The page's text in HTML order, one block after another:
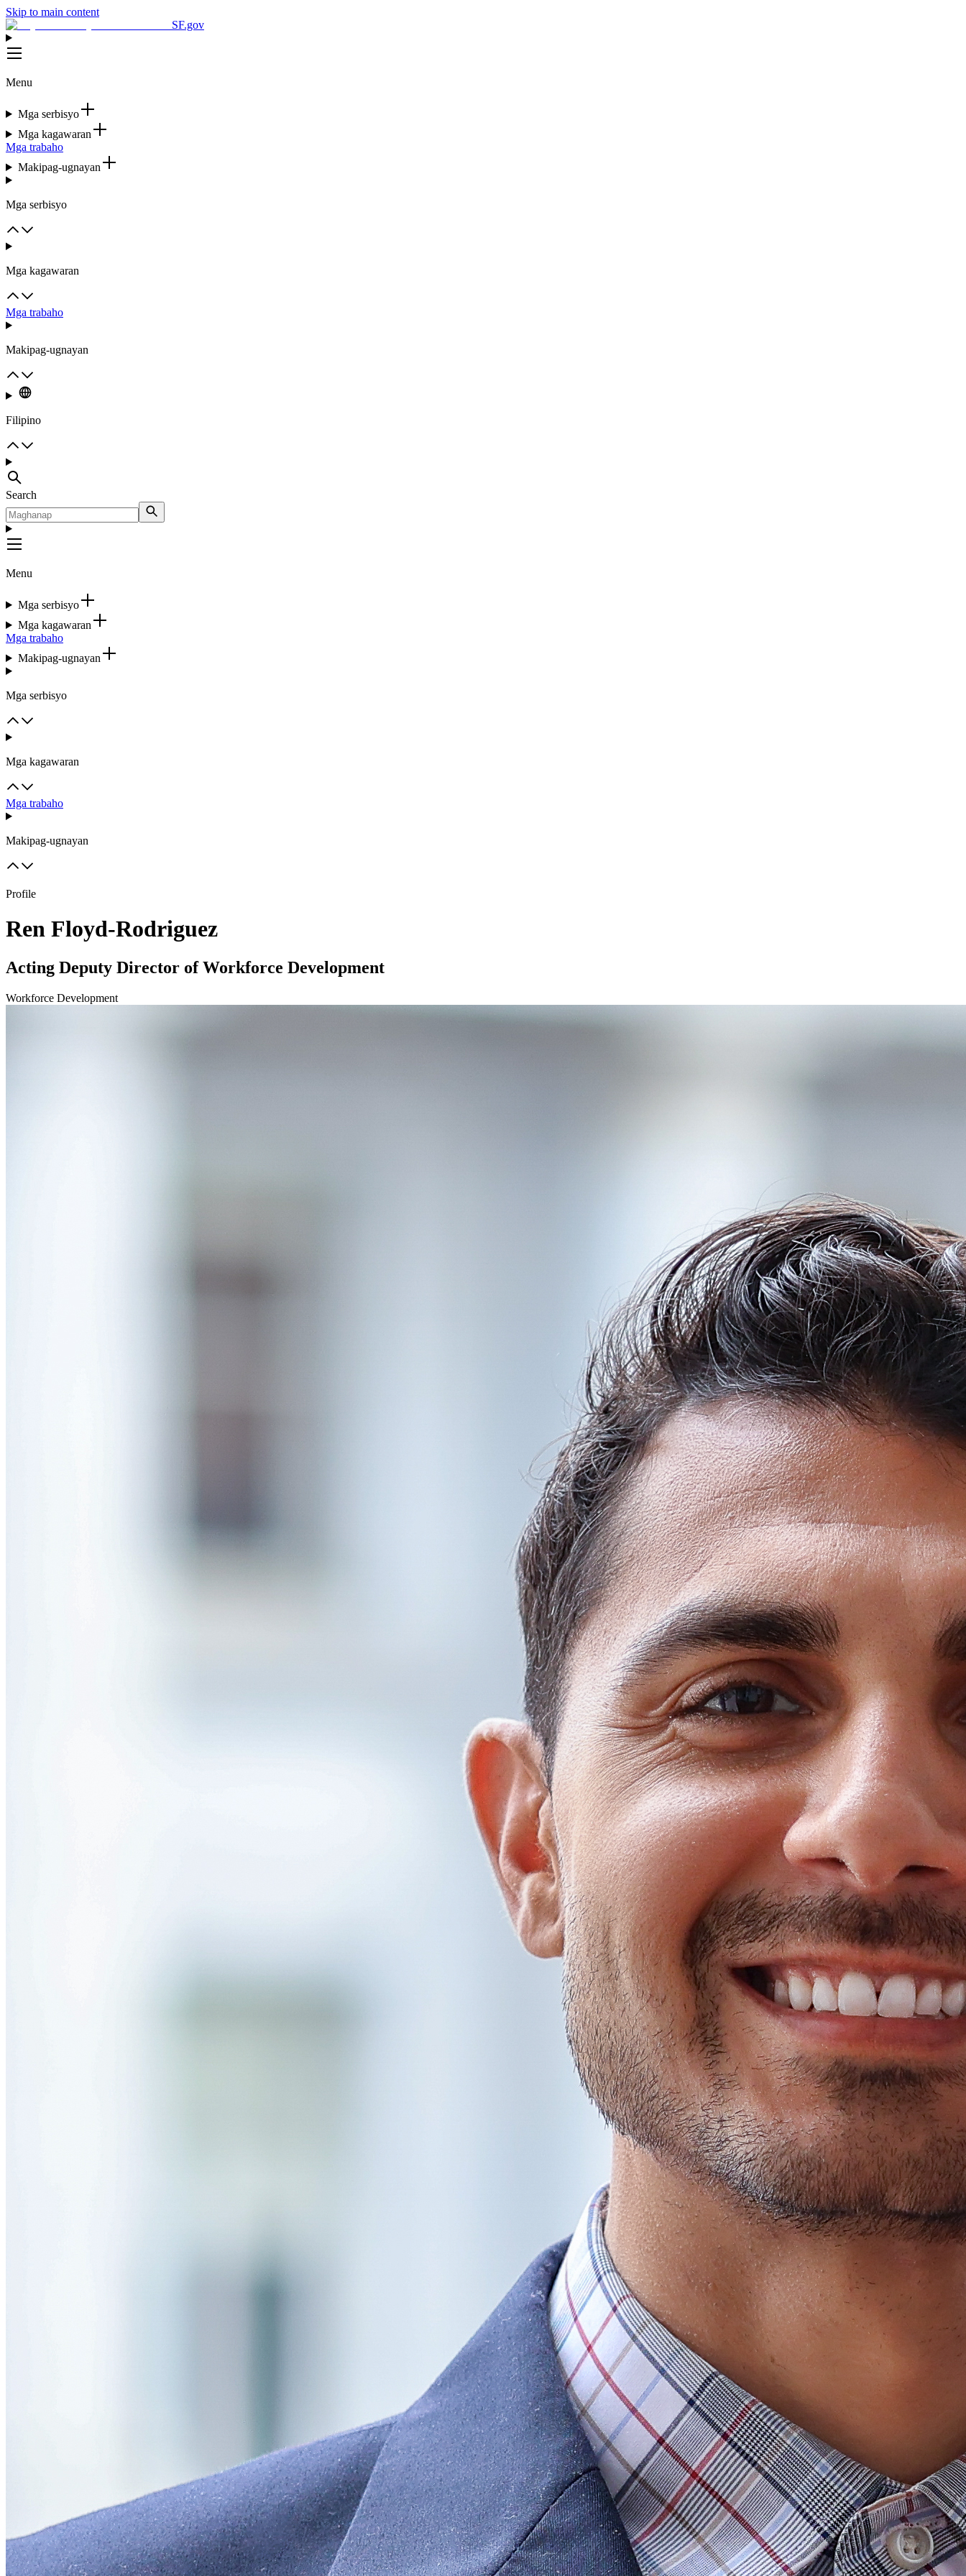
Skip to main content
SF.gov
Menu
Mga serbisyo
Mga kagawaran
Mga trabaho
Makipag-ugnayan
Mga serbisyo
Mga kagawaran
Mga trabaho
Makipag-ugnayan
Filipino
Search
Menu
Mga serbisyo
Mga kagawaran
Mga trabaho
Makipag-ugnayan
Mga serbisyo
Mga kagawaran
Mga trabaho
Makipag-ugnayan
Profile
Ren Floyd-Rodriguez
Acting Deputy Director of Workforce Development
Workforce Development